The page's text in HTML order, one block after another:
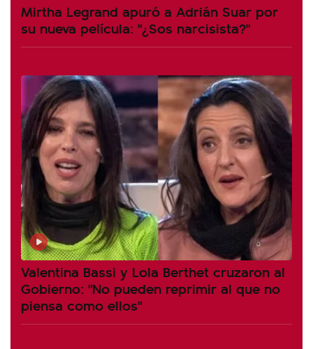
Mirtha Legrand apuró a Adrián Suar por
su nueva película: "¿Sos narcisista?"
Valentina Bassi y Lola Berthet cruzaron al
Gobierno: "No pueden reprimir al que no
piensa como ellos"